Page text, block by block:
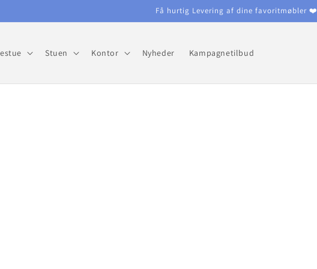
Få hurtig Levering af dine favoritmøbler ❤️
Stuen Kontor Nyheder Kampagnetilbud